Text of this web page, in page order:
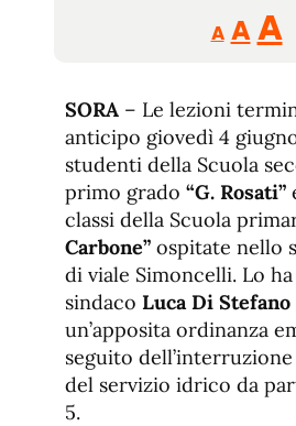
A
Reducir
tamaño
A
de
A
SORA – Le lezioni
anticipo giovedì 4
studenti della Scuola
primo grado “G. Rosati”
classi della Scuola
Carbone” ospitate nello
di viale Simoncelli. Lo
sindaco Luca Di Stefano
un’apposita ordinanza
seguito
del servizio idrico da
5.